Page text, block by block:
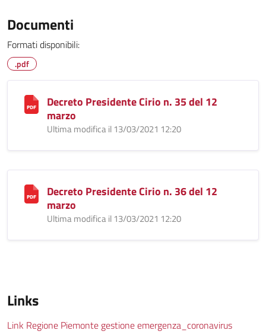
Documenti
Formati disponibili:
.pdf
Decreto Presidente Cirio n. 35 del 12
marzo
Ultima modifica il 13/03/2021 12:20
Decreto Presidente Cirio n. 36 del 12
marzo
Ultima modifica il 13/03/2021 12:20
Links
Link Regione Piemonte gestione emergenza_coronavirus